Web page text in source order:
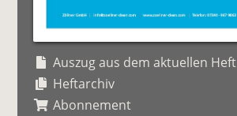
Auszug aus dem aktuellen Heft
Heftarchiv
Abonnement